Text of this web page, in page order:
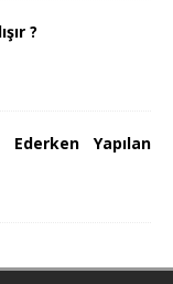
?
Yapılan